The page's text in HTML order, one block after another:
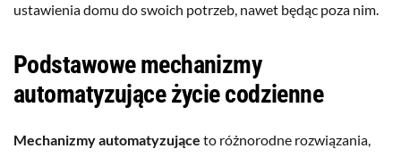
ustawienia domu do swoich potrzeb, nawet będąc poza nim.
Podstawowe mechanizmy
automatyzujące życie codzienne
Mechanizmy automatyzujące to różnorodne rozwiązania,